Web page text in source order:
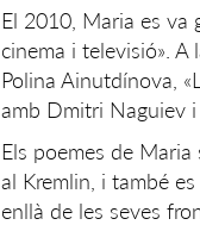
El 2010, Maria es va
cinema i televisió».
Polina Ainutdínova,
amb Dmitri Naguiev i
Els poemes de
al Kremlin, i també
enllà de les seves